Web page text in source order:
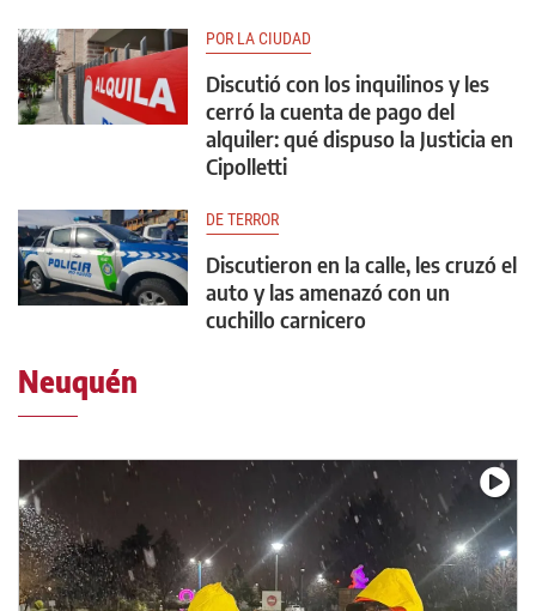
POR LA CIUDAD
Discutió con los inquilinos y les
cerró la cuenta de pago del
alquiler: qué dispuso la Justicia en
Cipolletti
DE TERROR
Discutieron en la calle, les cruzó el
auto y las amenazó con un
cuchillo carnicero
Neuquén